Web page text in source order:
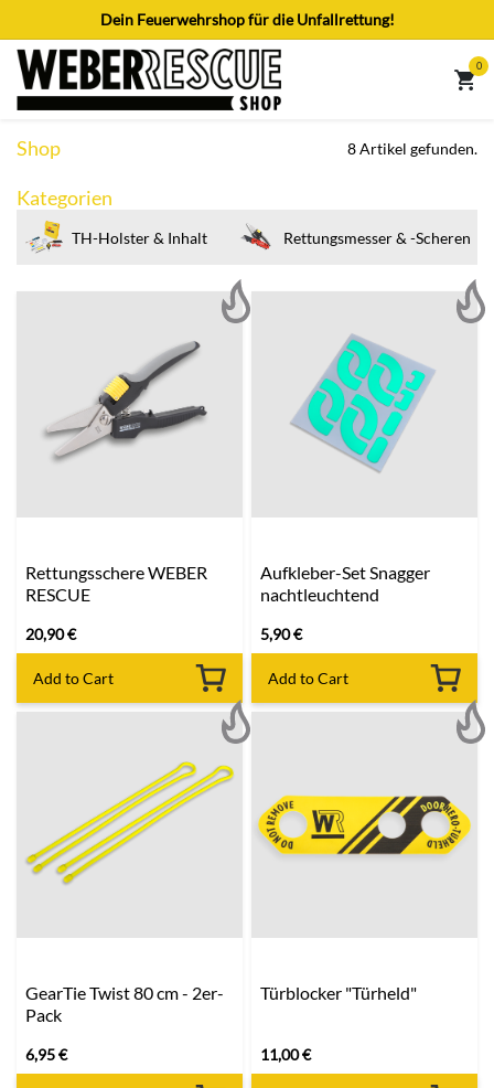
Zum Inhalt springenDein Feuerwehrshop für die Unfallrettung!
0
Shop 8 Artikel gefunden.
Kategorien
TH-Holster & Inhalt Rettungsmesser & -Scheren
Rettungsschere WEBER
RESCUE
20,90€
Add to Cart
Aufkleber-Set Snagger
nachtleuchtend
5,90€
Add to Cart
GearTie Twist 80 cm - 2er-
Pack
6,95€
Türblocker "Türheld"
11,00€